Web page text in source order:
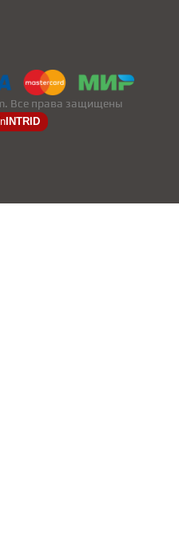
Все права защищены
INTRID